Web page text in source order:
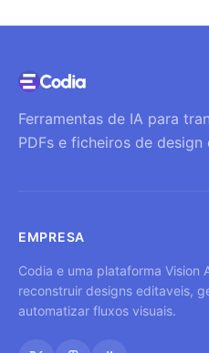
Ferramentas de IA para
PDFs e ficheiros de
EMPRESA
Codia e uma plataforma Vision
reconstruir designs editaveis,
automatizar fluxos visuais.